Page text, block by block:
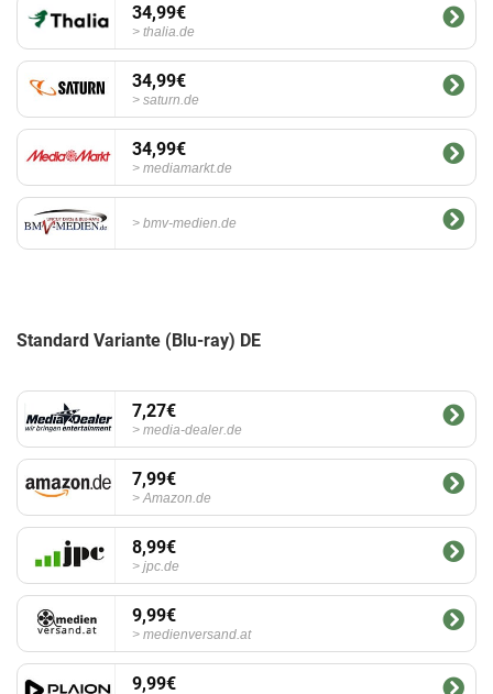
34,99€
thalia.de
34,99€
saturn.de
34,99€
mediamarkt.de
bmv-medien.de
Standard Variante (Blu-ray) DE
7,27€
media-dealer.de
7,99€
Amazon.de
8,99€
jpc.de
9,99€
medienversand.at
9,99€